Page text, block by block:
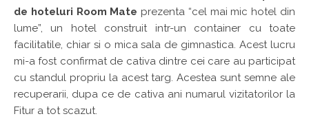
de hoteluri Room Mate prezenta “cel mai mic hotel din
lume”, un hotel construit intr-un container cu toate
facilitatile, chiar si o mica sala de gimnastica. Acest lucru
mi-a fost confirmat de cativa dintre cei care au participat
cu standul propriu la acest targ. Acestea sunt semne ale
recuperarii, dupa ce de cativa ani numarul vizitatorilor la
Fitur a tot scazut.